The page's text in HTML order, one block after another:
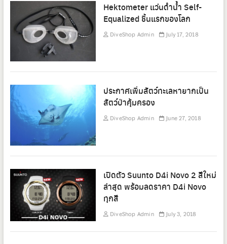
Hektometer แว่นดำน้ำ Self-
Equalized ชิ้นแรกของโลก
DiveShop Admin July 17, 2018
ประกาศเพิ่มสัตว์ทะเลหายากเป็น
สัตว์ป่าคุ้มครอง
DiveShop Admin June 27, 2018
เปิดตัว Suunto D4i Novo 2 สีใหม่
ล่าสุด พร้อมลดราคา D4i Novo
ทุกสี
DiveShop Admin July 3, 2018